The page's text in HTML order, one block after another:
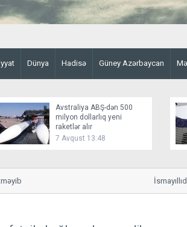
Dünya Hadisə Güney Azərbaycan
Avstraliya ABŞ-dən 500
milyon dollarlıq yeni
raketlər alır
7 Avqust 13:48